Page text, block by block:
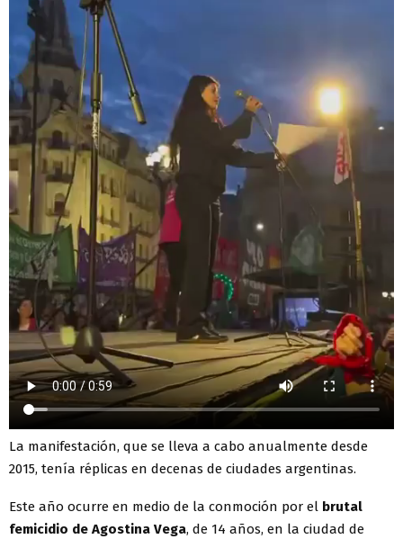
La manifestación, que se lleva a cabo anualmente desde
2015, tenía réplicas en decenas de ciudades argentinas.
Este año ocurre en medio de la conmoción por el brutal
femicidio de Agostina Vega, de 14 años, en la ciudad de